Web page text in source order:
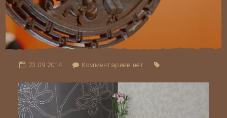
23.09.2014 Комментариев нет